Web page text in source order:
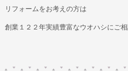
リフォームをお考えの方は
創業１２２年実績豊富なウオハシにご相